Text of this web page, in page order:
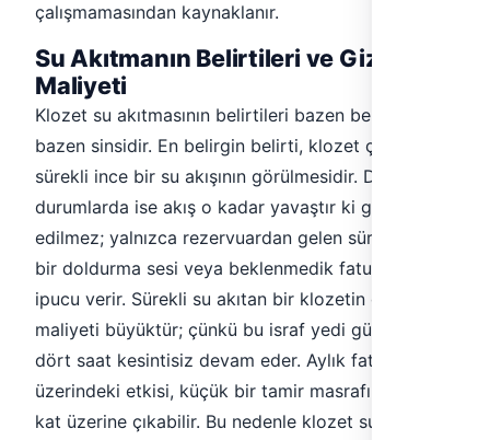
çalışmamasından kaynaklanır.
Su Akıtmanın Belirtileri ve Gizli
Maliyeti
Klozet su akıtmasının belirtileri bazen belirgin,
bazen sinsidir. En belirgin belirti, klozet çanağına
sürekli ince bir su akışının görülmesidir. Daha sinsi
durumlarda ise akış o kadar yavaştır ki gözle fark
edilmez; yalnızca rezervuardan gelen sürekli hafif
bir doldurma sesi veya beklenmedik fatura artışı
ipucu verir. Sürekli su akıtan bir klozetin gizli
maliyeti büyüktür; çünkü bu israf yedi gün yirmi
dört saat kesintisiz devam eder. Aylık fatura
üzerindeki etkisi, küçük bir tamir masrafının kat
kat üzerine çıkabilir. Bu nedenle klozet su